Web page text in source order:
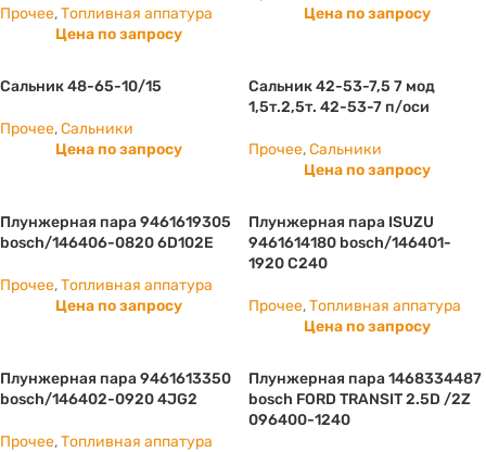
Прочее,Топливная аппатура
Цена по запросу
Цена по запросу
Сальник 48-65-10/15
Прочее,Сальники
Цена по запросу
Сальник 42-53-7,5 7 мод
1,5т.2,5т. 42-53-7 п/оси
Прочее,Сальники
Цена по запросу
Плунжерная пара 9461619305
bosch/146406-0820 6D102E
Прочее,Топливная аппатура
Цена по запросу
Плунжерная пара ISUZU
9461614180 bosch/146401-
1920 С240
Прочее,Топливная аппатура
Цена по запросу
Плунжерная пара 9461613350
bosch/146402-0920 4JG2
Прочее,Топливная аппатура
Плунжерная пара 1468334487
bosch FORD TRANSIT 2.5D /2Z
096400-1240